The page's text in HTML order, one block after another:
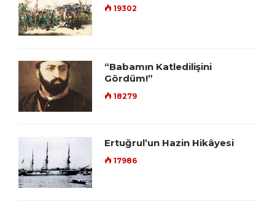
19302
“Babamın Katledilişini
Gördüm!”
18279
Ertuğrul’un Hazin Hikâyesi
17986